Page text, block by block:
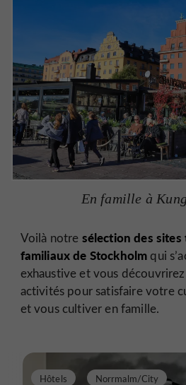
En famille à
Voilà notre sélection des
familiaux de Stockholm qui
exhaustive et vous
activités pour satisfaire votre
et vous cultiver en famille.
Hôtels Norrmalm/City